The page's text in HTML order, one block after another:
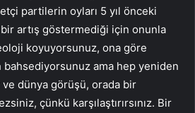
partilerin oyları 5 yıl önceki
artış göstermediği için onunla
koyuyorsunuz, ona göre
ama hep yeniden
dünya görüşü, orada bir
çünkü karşılaştırırsınız. Bir